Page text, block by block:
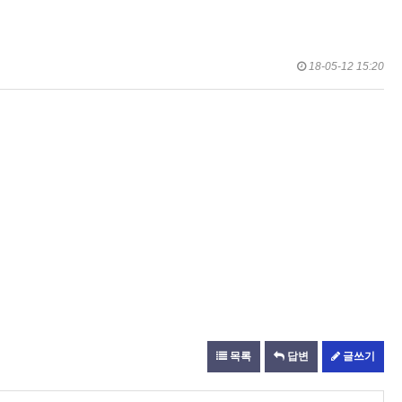
18-05-12 15:20
목록 답변 글쓰기